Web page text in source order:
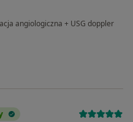
angiologiczna + USG doppler